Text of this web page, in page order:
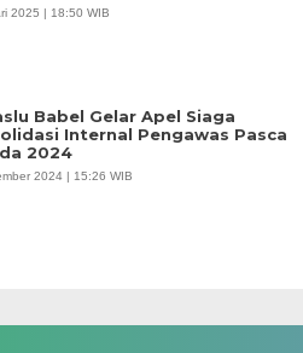
2025 | 18:50 WIB
Babel Gelar Apel Siaga
Internal Pengawas Pasca
2024
2024 | 15:26 WIB